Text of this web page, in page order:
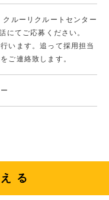
ルーリクルートセンター
てご応募ください。
います。追って採用担当
ご連絡致します。
る